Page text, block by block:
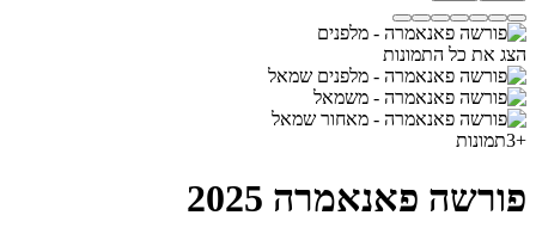
הצג את כל התמונות
+
3תמונות
פורשה פאנאמרה 2025